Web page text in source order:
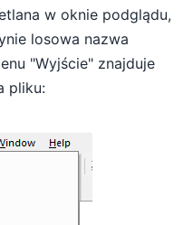
w oknie podglądu,
losowa nazwa
"Wyjście" znajduje
pliku: